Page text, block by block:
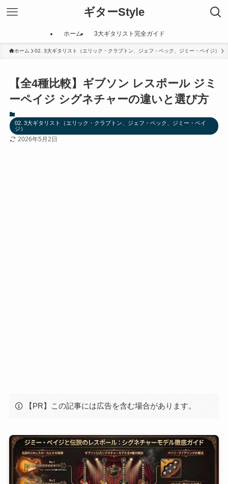
ギターStyle
ホーム 3大ギタリスト完全ガイド
ホーム 02. 3大ギタリスト（エリック・クラプトン、ジェフ・ベック、ジミー・ペイジ）
【全4種比較】ギブソン レスポール ジミ
ーペイジ シグネチャーの違いと選び方
02. 3大ギタリスト（エリック・クラプトン、ジェフ・ベック、ジミー・ペイ
ジ）
2026年5月2日
【PR】この記事には広告を含む場合があります。